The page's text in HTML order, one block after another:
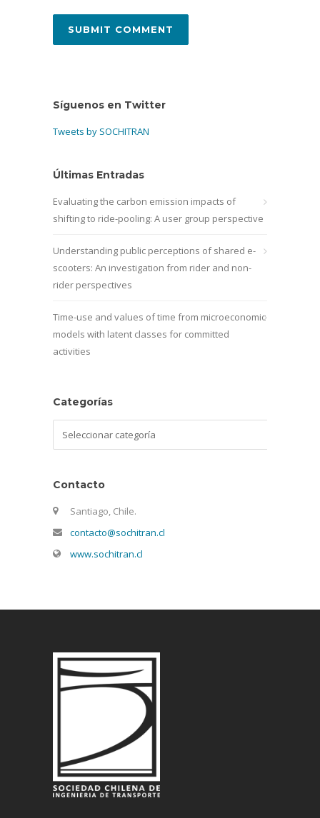
Síguenos en Twitter
Tweets by SOCHITRAN
Últimas Entradas
Evaluating the carbon emission impacts of
shifting to ride-pooling: A user group perspective
Understanding public perceptions of shared e-
scooters: An investigation from rider and non-
rider perspectives
Time-use and values of time from microeconomic
models with latent classes for committed
activities
Categorías
Contacto
Santiago, Chile.
contacto@sochitran.cl
www.sochitran.cl